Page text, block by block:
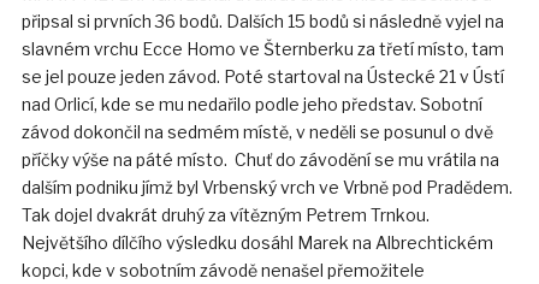
připsal si prvních 36 bodů. Dalších 15 bodů si následně vyjel na
slavném vrchu Ecce Homo ve Šternberku za třetí místo, tam
se jel pouze jeden závod. Poté startoval na Ústecké 21 v Ústí
nad Orlicí, kde se mu nedařilo podle jeho představ. Sobotní
závod dokončil na sedmém místě, v neděli se posunul o dvě
příčky výše na páté místo. Chuť do závodění se mu vrátila na
dalším podniku jímž byl Vrbenský vrch ve Vrbně pod Pradědem.
Tak dojel dvakrát druhý za vítězným Petrem Trnkou.
Největšího dílčího výsledku dosáhl Marek na Albrechtickém
kopci, kde v sobotním závodě nenašel přemožitele